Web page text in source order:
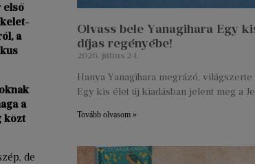
első
a
a
közt
de
Olvass bele Yanagihara Egy
díjas regényébe!
2026. július 24.
Hanya Yanagihara megrázó,
Egy kis élet új kiadásban jelent meg a
Tovább olvasom »